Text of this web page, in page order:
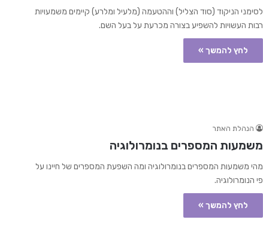
לסימני הניקוד (סוד הצליל) וההטעמה (מלעיל ומלרע) קיימים משמעויות
רבות העשויות להשפיע בצורה מכרעת על בעל השם.
לחץ להמשך »
הנהלת האתר
משמעות המספרים בנומרולוגיה
מהי משמעות המספרים בנומרולוגיה ומה השפעת המספרים של חיינו על
פי הנומרולוגיה.
לחץ להמשך »